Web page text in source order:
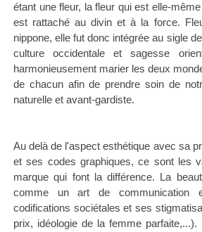
étant une fleur, la fleur qui est elle-
est rattaché au divin et à la force.
nippone, elle fut donc intégrée au sigle
culture occidentale etsagesse
harmonieusement marier les deux
de chacun afin de prendre soin de
naturelle et avant-gardiste.
Au delà de l'aspect esthétique avec sa
et ses codes graphiques, ce sont les
marque qui font la différence. La
comme un art de communication
codifications sociétales et ses
prix, idéologie de la femme